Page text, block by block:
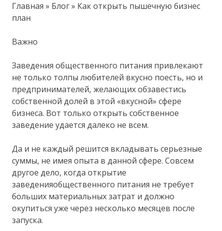
Главная » Блог » Как открыть пышечную бизнес
план
Важно
Заведения общественного питания привлекают
не только толпы любителей вкусно поесть, но и
предпринимателей, желающих обзавестись
собственной долей в этой «вкусной» сфере
бизнеса. Вот только открыть собственное
заведение удается далеко не всем.
Да и не каждый решится вкладывать серьезные
суммы, не имея опыта в данной сфере. Совсем
другое дело, когда открытие
заведенияобщественного питания не требует
больших материальных затрат и должно
окупиться уже через несколько месяцев после
запуска.